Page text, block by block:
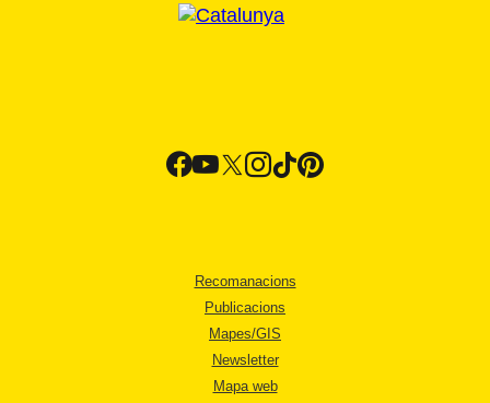
Recomanacions
Publicacions
Mapes/GIS
Newsletter
Mapa web